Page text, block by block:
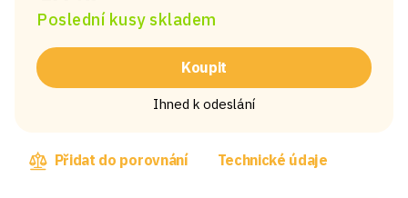
Poslední kusy skladem
Koupit
Ihned k odeslání
Přidat do porovnání Technické údaje